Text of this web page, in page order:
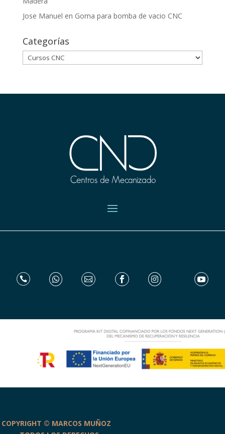
Jose Manuel en Goma para bomba de vacio CNC
Categorías
Categorías
     
COPYRIGHT © MARCOS MUÑOZ